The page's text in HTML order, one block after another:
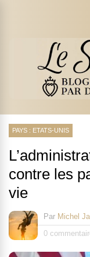
PAYS : ETATS-UNIS
contre les
vie
Par Michel
0